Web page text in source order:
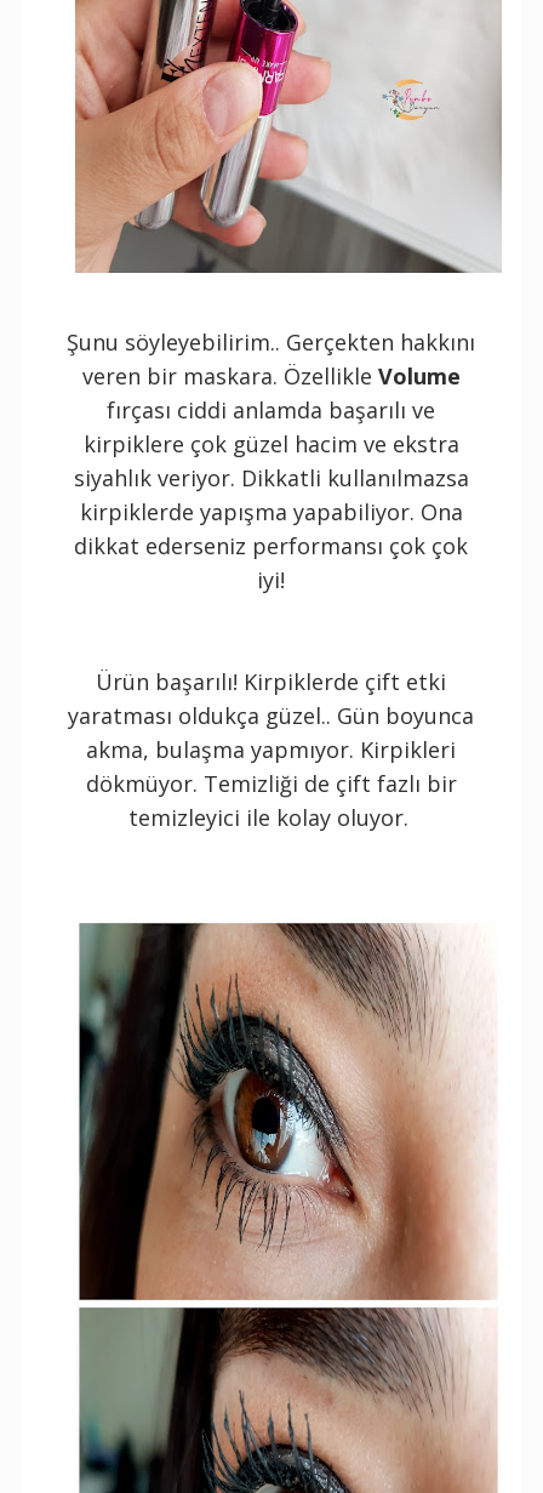
Şunu söyleyebilirim.. Gerçekten hakkını
veren bir maskara. Özellikle Volume
fırçası ciddi anlamda başarılı ve
kirpiklere çok güzel hacim ve ekstra
siyahlık veriyor. Dikkatli kullanılmazsa
kirpiklerde yapışma yapabiliyor. Ona
dikkat ederseniz performansı çok çok
iyi!
Ürün başarılı! Kirpiklerde çift etki
yaratması oldukça güzel.. Gün boyunca
akma, bulaşma yapmıyor. Kirpikleri
dökmüyor. Temizliği de çift fazlı bir
temizleyici ile kolay oluyor.